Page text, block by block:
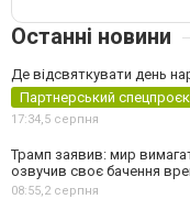
Останні новини
Де відсвяткувати день
Партнерський
17:34,5 серпня
Трамп заявив: мир
озвучив своє бачення
08:55,2 серпня